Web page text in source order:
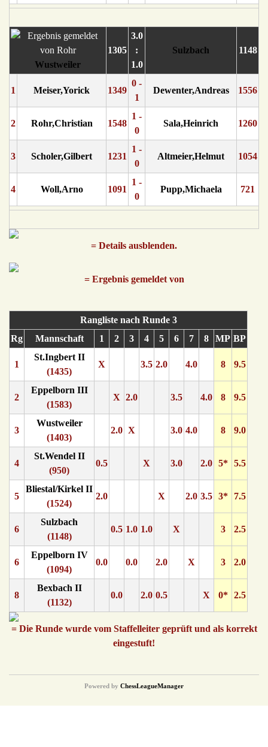
Wustweiler
1305
3.0
:
1.0
Sulzbach 1148
1 Meiser,Yorick 1349
0 -
1
Dewenter,Andreas 1556
2 Rohr,Christian 1548
1 -
0
Sala,Heinrich 1260
3 Scholer,Gilbert 1231
1 -
0
Altmeier,Helmut 1054
4 Woll,Arno 1091
1 -
0
Pupp,Michaela 721
= Details ausblenden.
= Ergebnis gemeldet von
Rangliste nach Runde 3
Rg
Mannschaft 1 2 3 4 5 6 7 8 MP BP
1
St.Ingbert II
(1435)
X 3.5 2.0 4.0 8 9.5
2
Eppelborn III
(1583)
X 2.0 3.5 4.0 8 9.5
3
Wustweiler
(1403)
2.0 X 3.0 4.0 8 9.0
4
St.Wendel II
(950)
0.5 X 3.0 2.0 5* 5.5
5
Bliestal/Kirkel II
(1524)
2.0 X 2.0 3.5 3* 7.5
6
Sulzbach
(1148)
0.5 1.0 1.0 X 3 2.5
6
Eppelborn IV
(1094)
0.0 0.0 2.0 X 3 2.0
8
Bexbach II
(1132)
0.0 2.0 0.5 X 0* 2.5
= Die Runde wurde vom Staffelleiter geprüft und als korrekt
eingestuft!
Powered by ChessLeagueManager